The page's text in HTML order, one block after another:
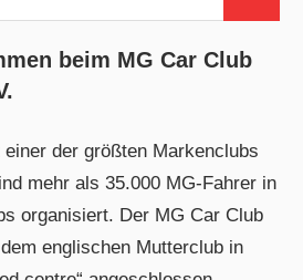
beim MG Car Club
der größten Markenclubs
mehr als 35.000 MG-Fahrer in
organisiert. Der MG Car Club
englischen Mutterclub in